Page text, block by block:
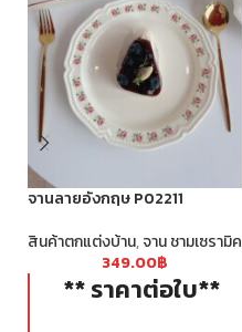
จานลายอังกฤษ P02211
สินค้าตกแต่งบ้าน,จาน ชามเซรามิค
349.00฿
** ราคาต่อใบ**